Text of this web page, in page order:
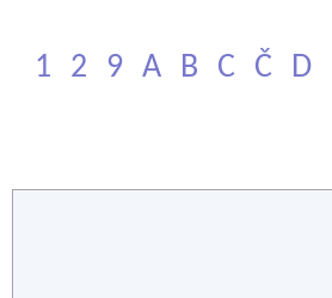
1 2 9 A B C Č D